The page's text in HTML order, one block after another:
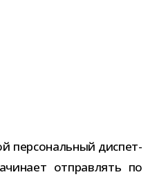
пер­со­наль­ный дис­пет­
отправ­лять по